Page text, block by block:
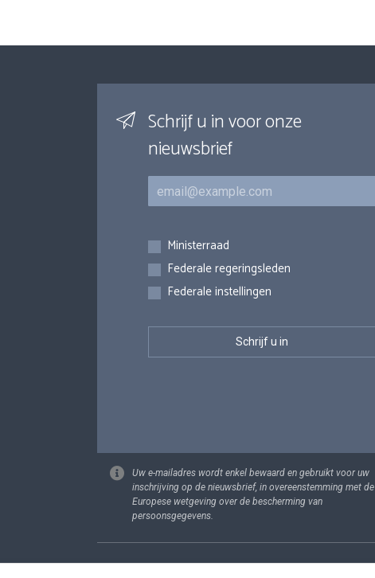
Schrijf u in voor onze
nieuwsbrief
E-mail
Inschrijvingen
Ministerraad
Federale regeringsleden
Federale instellingen
Uw e-mailadres wordt enkel bewaard en gebruikt voor uw
inschrijving op de nieuwsbrief, in overeenstemming met de
Europese wetgeving over de bescherming van
persoonsgegevens.
Footer